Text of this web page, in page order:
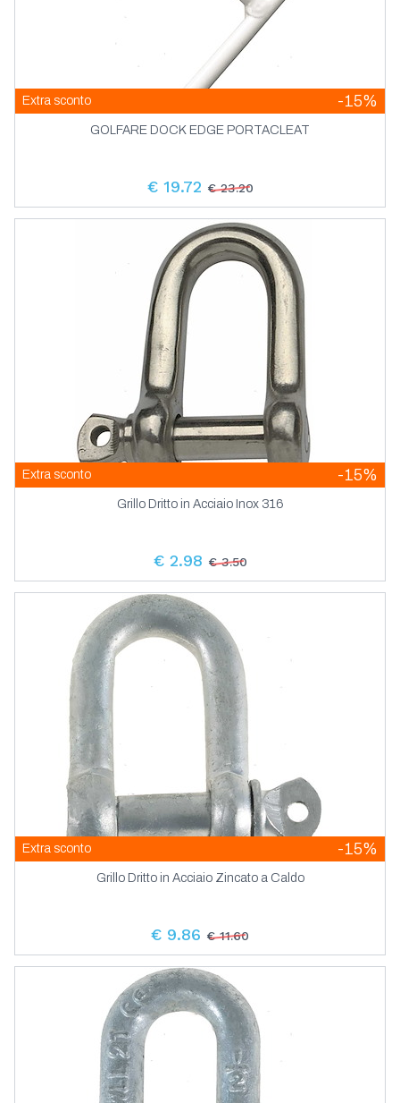
Extra sconto -15%
GOLFARE DOCK EDGE PORTACLEAT
€ 19.72 € 23.20
Extra sconto -15%
Grillo Dritto in Acciaio Inox 316
€ 2.98 € 3.50
Extra sconto -15%
Grillo Dritto in Acciaio Zincato a Caldo
€ 9.86 € 11.60